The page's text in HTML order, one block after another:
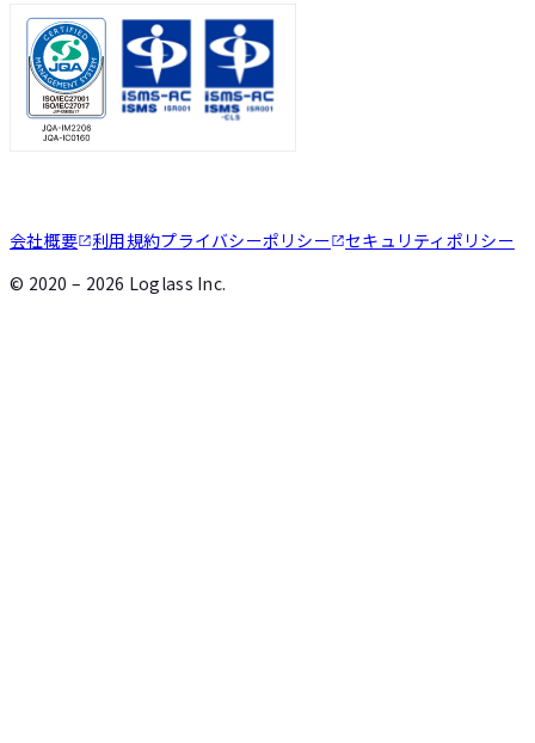
会社概要 利用規約プライバシーポリシー
セキュリティポリシー
© 2020 – 2026 Loglass Inc.